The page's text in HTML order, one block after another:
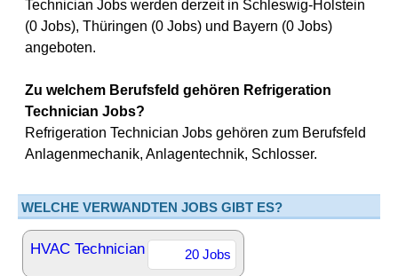
Technician Jobs werden derzeit in Schleswig-Holstein
(0 Jobs), Thüringen (0 Jobs) und Bayern (0 Jobs)
angeboten.
Zu welchem Berufsfeld gehören Refrigeration
Technician Jobs?
Refrigeration Technician Jobs gehören zum Berufsfeld
Anlagenmechanik, Anlagentechnik, Schlosser.
WELCHE VERWANDTEN JOBS GIBT ES?
HVAC Technician 20 Jobs